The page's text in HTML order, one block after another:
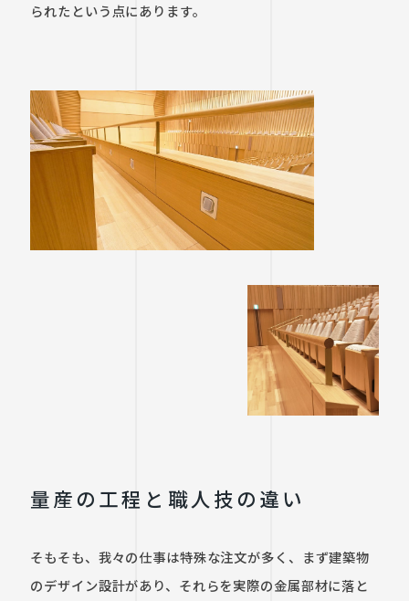
られたという点にあります。
量産の工程と職人技の違い
そもそも、我々の仕事は特殊な注文が多く、まず建築物
のデザイン設計があり、それらを実際の金属部材に落と